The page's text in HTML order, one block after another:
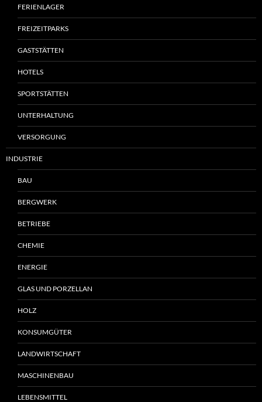
FERIENLAGER
FREIZEITPARKS
GASTSTÄTTEN
HOTELS
SPORTSTÄTTEN
UNTERHALTUNG
VERSORGUNG
INDUSTRIE
BAU
BERGWERK
BETRIEBE
CHEMIE
ENERGIE
GLAS UND PORZELLAN
HOLZ
KONSUMGÜTER
LANDWIRTSCHAFT
MASCHINENBAU
LEBENSMITTEL